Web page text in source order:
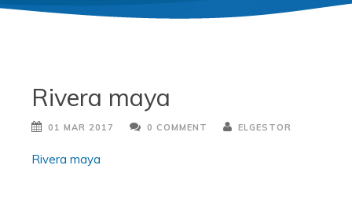
Rivera maya
01 MAR 2017 0 COMMENT ELGESTOR
Rivera maya